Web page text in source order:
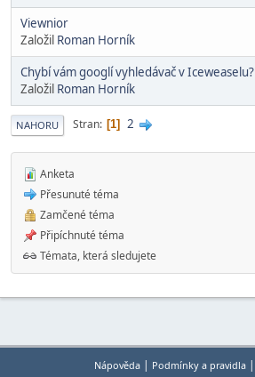
Viewnior
Založil Roman Horník
Chybí vám googlí vyhledávač v Iceweaselu?
Založil Roman Horník
NAHORU Stran 1 2
Anketa
Přesunuté téma
Zamčené téma
Připíchnuté téma
Témata, která sledujete
Nápověda| Podmínky a pravidla|